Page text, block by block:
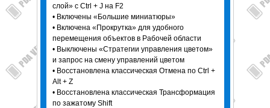
слой» с Ctrl + J на F2
• Включены «Большие миниатюры»
• Включена «Прокрутка» для удобного
перемещения объектов в Рабочей области
• Выключены «Стратегии управления цветом»
и запрос на смену управлений цветом
• Восстановлена классическая Отмена по Ctrl +
Alt + Z
• Восстановлена классическая Трансформация
по зажатому Shift